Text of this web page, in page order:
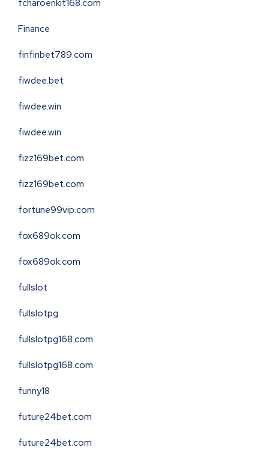
fcharoenkit168.com
Finance
finfinbet789.com
fiwdee.bet
fiwdee.win
fiwdee.win
fizz169bet.com
fizz169bet.com
fortune99vip.com
fox689ok.com
fox689ok.com
fullslot
fullslotpg
fullslotpg168.com
fullslotpg168.com
funny18
future24bet.com
future24bet.com